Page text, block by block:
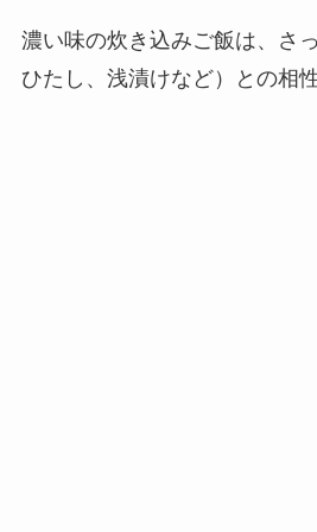
濃い味の炊き込みご飯は、さ
ひたし、浅漬けなど）との相